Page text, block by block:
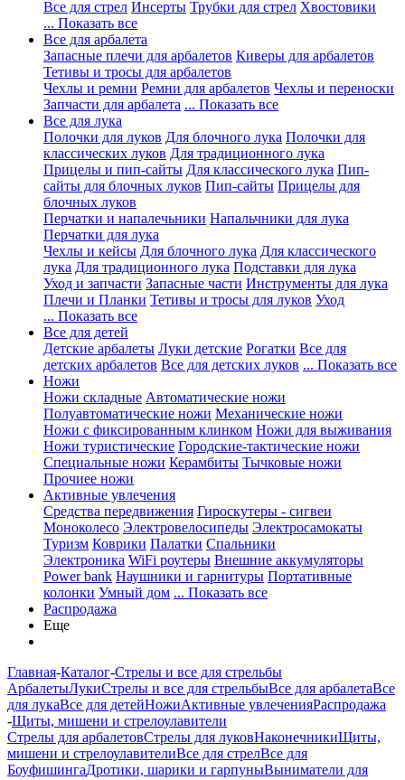
Все для стрел Инсерты Трубки для стрел Хвостовики
... Показать все
Все для арбалета
Запасные плечи для арбалетов Киверы для арбалетов
Тетивы и тросы для арбалетов
Чехлы и ремни Ремни для арбалетов Чехлы и переноски
Запчасти для арбалета ... Показать все
Все для лука
Полочки для луков Для блочного лука Полочки для
классических луков Для традиционного лука
Прицелы и пип-сайты Для классического лука Пип-
сайты для блочных луков Пип-сайты Прицелы для
блочных луков
Перчатки и напалечьники Напальчники для лука
Перчатки для лука
Чехлы и кейсы Для блочного лука Для классического
лука Для традиционного лука Подставки для лука
Уход и запчасти Запасные части Инструменты для лука
Плечи и Планки Тетивы и тросы для луков Уход
... Показать все
Все для детей
Детские арбалеты Луки детские Рогатки Все для
детских арбалетов Все для детских луков ... Показать все
Ножи
Ножи складные Автоматические ножи
Полуавтоматические ножи Механические ножи
Ножи с фиксированным клинком Ножи для выживания
Ножи туристические Городские-тактические ножи
Специальные ножи Керамбиты Тычковые ножи
Прочиее ножи
Активные увлечения
Средства передвижения Гироскутеры - сигвеи
Моноколесо Электровелосипеды Электросамокаты
Туризм Коврики Палатки Спальники
Электроника WiFi роутеры Внешние аккумуляторы
Power bank Наушники и гарнитуры Портативные
колонки Умный дом ... Показать все
Распродажа
Еще
Главная-Каталог-Стрелы и все для стрельбы
АрбалетыЛукиСтрелы и все для стрельбыВсе для арбалетаВсе
для лукаВсе для детейНожиАктивные увлеченияРаспродажа
-Щиты, мишени и стрелоулавители
Стрелы для арбалетовСтрелы для луковНаконечникиЩиты,
мишени и стрелоулавителиВсе для стрелВсе для
БоуфишингаДротики, шарики и гарпуныВыниматели для